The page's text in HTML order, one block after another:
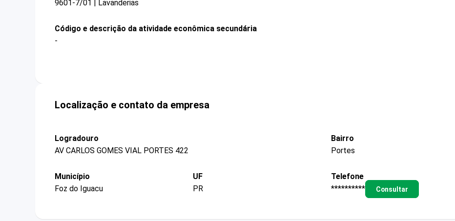
9601-7/01 | Lavanderias
Código e descrição da atividade econômica secundária
-
Localização e contato da empresa
Logradouro
AV CARLOS GOMES VIAL PORTES 422
Bairro
Portes
Município
Foz do Iguacu
UF
PR
Telefone
**********
Consultar